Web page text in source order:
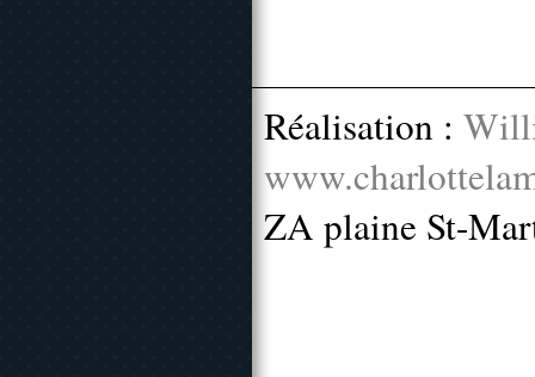
Réalisation :
ZA plaine St-